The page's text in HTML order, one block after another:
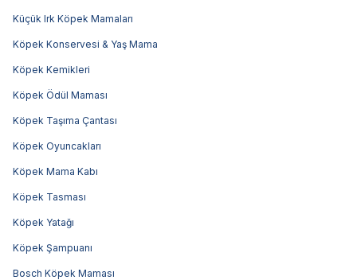
Küçük Irk Köpek Mamaları
Köpek Konservesi & Yaş Mama
Köpek Kemikleri
Köpek Ödül Maması
Köpek Taşıma Çantası
Köpek Oyuncakları
Köpek Mama Kabı
Köpek Tasması
Köpek Yatağı
Köpek Şampuanı
Bosch Köpek Maması